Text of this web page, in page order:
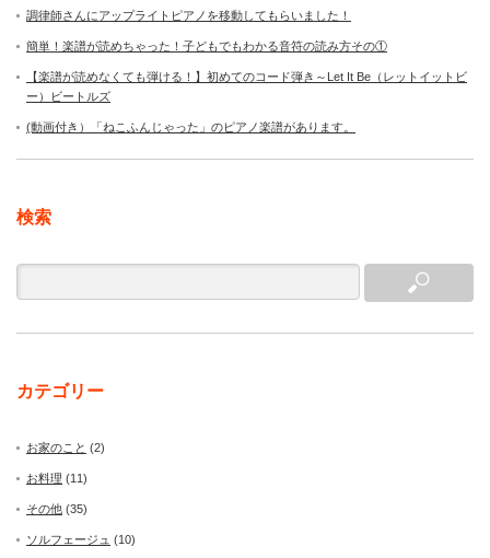
調律師さんにアップライトピアノを移動してもらいました！
簡単！楽譜が読めちゃった！子どもでもわかる音符の読み方その①
【楽譜が読めなくても弾ける！】初めてのコード弾き～Let It Be（レットイットビ
ー）ビートルズ
(動画付き）「ねこふんじゃった」のピアノ楽譜があります。
検索
カテゴリー
お家のこと (2)
お料理 (11)
その他 (35)
ソルフェージュ (10)